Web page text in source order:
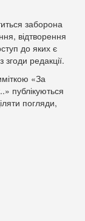
заборона
відтворення
до яких є
редакції.
«За
публікуються
погляди,